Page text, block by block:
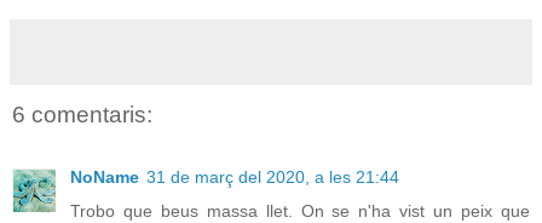
6 comentaris:
NoName 31 de març del 2020, a les 21:44
Trobo que beus massa llet. On se n'ha vist un peix que